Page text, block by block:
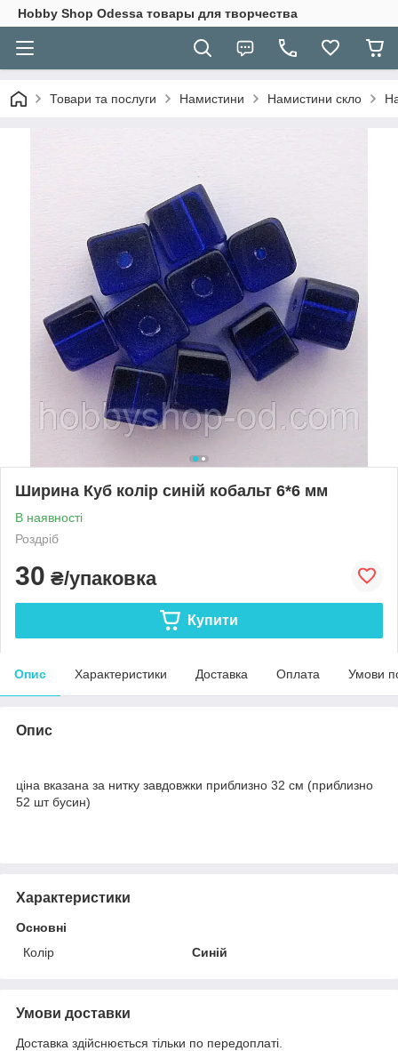
Hobbу Shop Odessa товары для творчества
Товари та послуги Намистини Намистини скло
Ширина Куб колір синій кобальт 6*6 мм
В наявності
Роздріб
30 ₴/упаковка
Купити
Опис Характеристики Доставка Оплата Умови
Опис
ціна вказана за нитку завдовжки приблизно 32 см (приблизно
52 шт бусин)
Характеристики
Основні
Колір
Синій
Умови доставки
Доставка здійснюється тільки по передоплаті.